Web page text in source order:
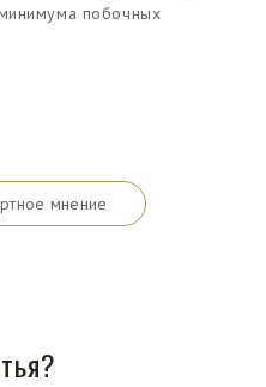
побочных
мнение